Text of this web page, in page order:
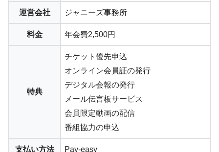
運営会社 ジャニーズ事務所
料金 年会費2,500円
特典
チケット優先申込
オンライン会員証の発行
デジタル会報の発行
メール伝言板サービス
会員限定動画の配信
番組協力の申込
支払い方法 Pay-easy